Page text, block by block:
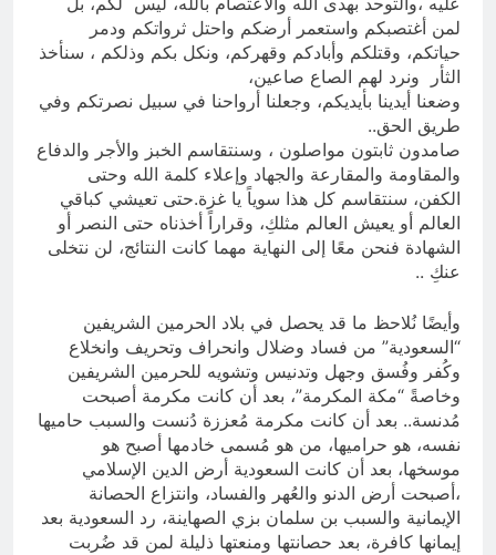
لمن أغتصبكم واستعمر أرضكم واحتل ثرواتكم ودمر
حياتكم، وقتلكم وأبادكم وقهركم، ونكل بكم وذلكم ، سنأخذ
الثأر ونرد لهم الصاع صاعين،
وضعنا أيدينا بأيديكم، وجعلنا أرواحنا في سبيل نصرتكم وفي
طريق الحق..
صامدون ثابتون مواصلون ، وسنتقاسم الخبز والأجر والدفاع
والمقاومة والمقارعة والجهاد وإعلاء كلمة الله وحتى
الكفن، سنتقاسم كل هذا سوياً يا غزة.حتى تعيشي كباقي
العالم أو يعيش العالم مثلكِ، وقراراً أخذناه حتى النصر أو
الشهادة فنحن معًا إلى النهاية مهما كانت النتائج، لن نتخلى
عنكِ ..
وأيضًا نُلاحظ ما قد يحصل في بلاد الحرمين الشريفين
“السعودية” من فساد وضلال وانحراف وتحريف وانخلاع
وكُفر وفُسق وجهل وتدنيس وتشويه للحرمين الشريفين
وخاصةً “مكة المكرمة”، بعد أن كانت مكرمة أصبحت
مُدنسة.. بعد أن كانت مكرمة مُعززة دُنست والسبب حاميها
نفسه، هو حراميها، من هو مُسمى خادمها أصبح هو
موسخها، بعد أن كانت السعودية أرض الدين الإسلامي
،أصبحت أرض الدنو والعُهر والفساد، وانتزاع الحصانة
الإيمانية والسبب بن سلمان بزي الصهاينة، رد السعودية بعد
إيمانها كافرة، بعد حصانتها ومنعتها ذليلة لمن قد ضُربت